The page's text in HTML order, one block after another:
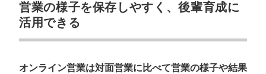
営業の様子を保存しやすく、後輩育成に
活用できる
オンライン営業は対面営業に比べて営業の様子や結果